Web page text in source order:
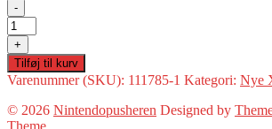
-
Grand
Theft
Auto
V(Xbox
One
Ny)
antal
+
Tilføj til kurv
Varenummer (SKU): 111785-1 Kategori: Nye
© 2026 Nintendopusheren Designed by